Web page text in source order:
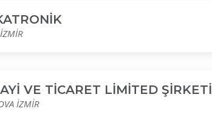
VE TİCARET LİMİTED ŞİRKETİ
İZMİR